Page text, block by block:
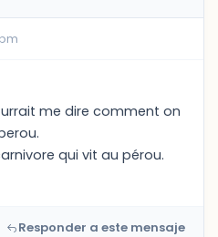
me dire comment on
qui vit au pérou.
Responder a este mensaje